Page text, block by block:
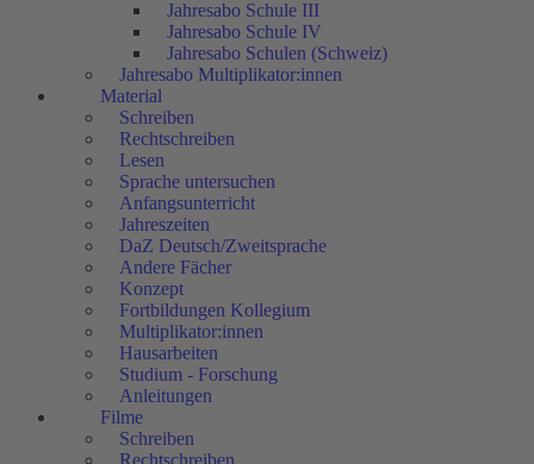
Jahresabo Schule III
Jahresabo Schule IV
Jahresabo Schulen (Schweiz)
Jahresabo Multiplikator:innen
Material
Schreiben
Rechtschreiben
Lesen
Sprache untersuchen
Anfangsunterricht
Jahreszeiten
DaZ Deutsch/Zweitsprache
Andere Fächer
Konzept
Fortbildungen Kollegium
Multiplikator:innen
Hausarbeiten
Studium - Forschung
Anleitungen
Filme
Schreiben